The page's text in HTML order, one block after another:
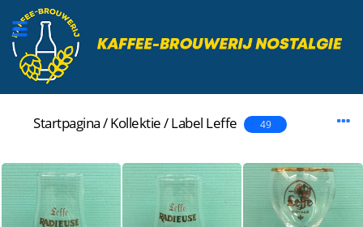
Startpagina/Kollektie/Label Leffe 49